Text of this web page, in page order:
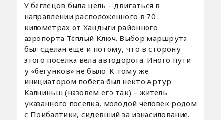
У беглецов была цель – двигаться в
направлении расположенного в 70
километрах от Хандыги районного
аэропорта Тёплый Ключ. Выбор маршрута
был сделан еще и потому, что в сторону
этого поселка вела автодорога. Иного пути
у «бегунков» не было. К тому же
инициатором побега был некто Артур
Калниньш (назовем его так) – житель
указанного поселка, молодой человек родом
с Прибалтики, сидевший за изнасилование.